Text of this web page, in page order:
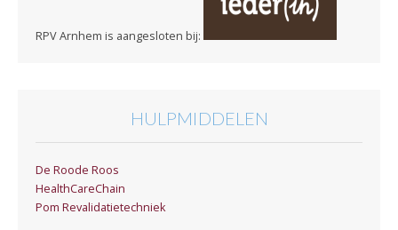
RPV Arnhem is aangesloten bij:
HULPMIDDELEN
De Roode Roos
HealthCareChain
Pom Revalidatietechniek